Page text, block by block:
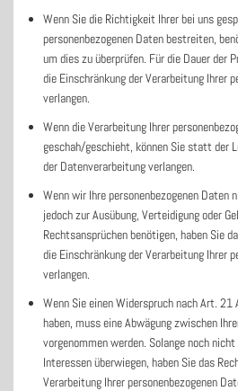
Wenn Sie die Richtigkeit Ihrer bei uns
personenbezogenen Daten bestreiten,
um dies zu überprüfen. Für die Dauer der
die Einschränkung der Verarbeitung Ihrer
verlangen.
Wenn die Verarbeitung Ihrer
geschah/geschieht, können Sie statt der
der Datenverarbeitung verlangen.
Wenn wir Ihre personenbezogenen Daten
jedoch zur Ausübung, Verteidigung oder
Rechtsansprüchen benötigen, haben Sie
die Einschränkung der Verarbeitung Ihrer
verlangen.
Wenn Sie einen Widerspruch nach Art. 21
haben, muss eine Abwägung zwischen
vorgenommen werden. Solange noch
Interessen überwiegen, haben Sie das
Verarbeitung Ihrer personenbezogenen